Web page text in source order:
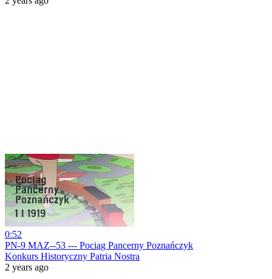
0:52
PN-9 MAZ--53 --- Pociąg Pancerny Poznańczyk
Konkurs Historyczny Patria Nostra
2 years ago